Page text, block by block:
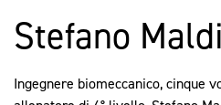
Stefano
Ingegnere biomeccanico, cinque